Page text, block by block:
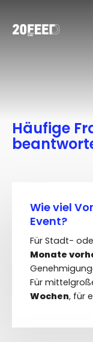
Über uns
Veranstaltungen
Referenzen
FAQs
Blog
Häufige
Wie viel
Event?
Für Stadt-
Monate
Für
Wochen, für